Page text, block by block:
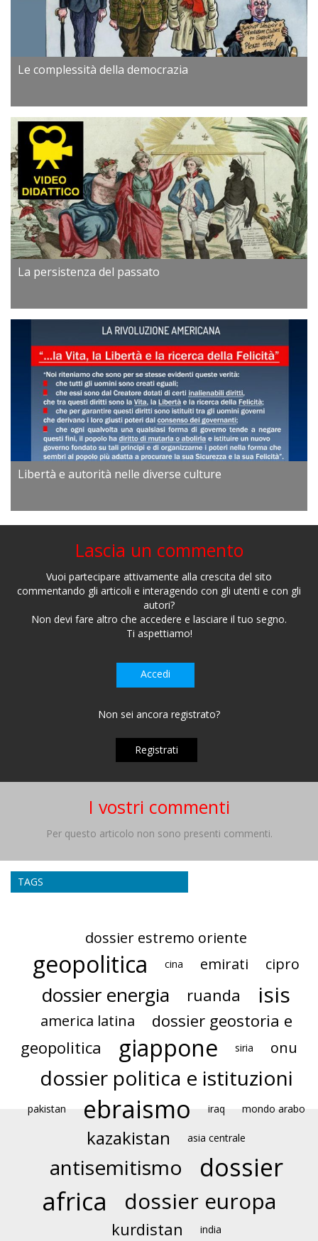
Le complessità della democrazia
La persistenza del passato
Libertà e autorità nelle diverse culture
Lascia un commento
Vuoi partecipare attivamente alla crescita del sito
commentando gli articoli e interagendo con gli utenti e con gli
autori?
Non devi fare altro che accedere e lasciare il tuo segno.
Ti aspettiamo!
Accedi
Non sei ancora registrato?
Registrati
I vostri commenti
Per questo articolo non sono presenti commenti.
TAGS
dossier estremo oriente
geopolitica cina emirati cipro
dossier energia ruanda isis
america latina
dossier geostoria e
geopolitica
giappone siria onu
dossier politica e istituzioni
pakistan ebraismo iraq mondo arabo
kazakistan asia centrale
antisemitismo
dossier
africa
dossier europa
kurdistan india